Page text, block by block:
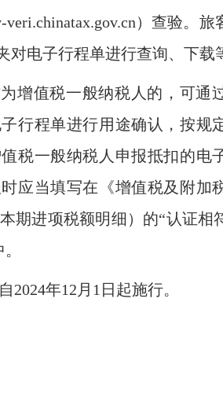
）查验。
对电子行程单进行查询、下载
增值税一般纳税人的，可通
行程单进行用途确认，按规
税一般纳税人申报抵扣的电
应当填写在《增值税及附加
期进项税额明细）的“认证相
2024年12月1日起施行。